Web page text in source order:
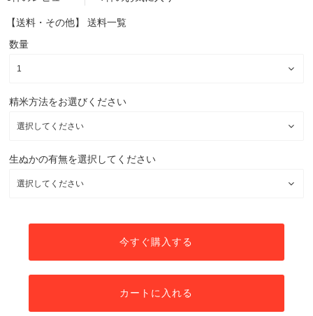
【送料・その他】 送料一覧
数量
精米方法をお選びください
生ぬかの有無を選択してください
今すぐ購入する
カートに入れる